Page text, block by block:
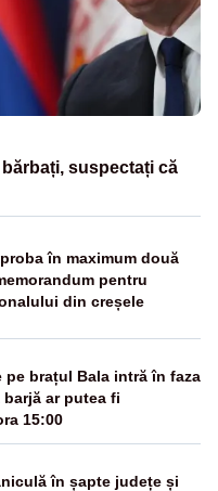
suspectați că
în maximum două
pentru
din creșele
pe brațul Bala intră în faza
ar putea fi
15:00
în șapte județe și